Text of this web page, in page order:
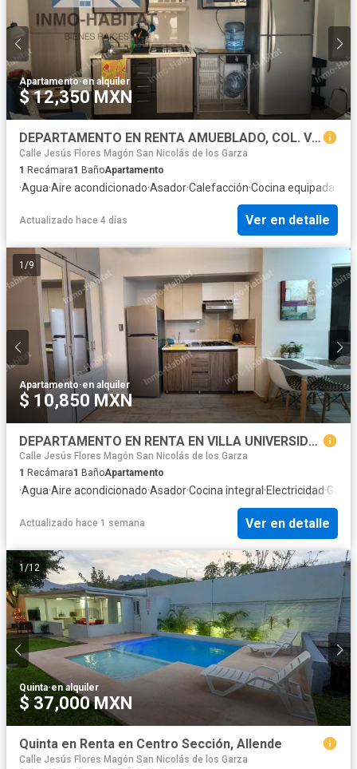
Apartamento·en alquiler
$ 12,350 MXN
DEPARTAMENTO EN RENTA AMUEBLADO, COL. VILLA UNIVERSIDAD, NUEVO LEON.
Calle Jesús Flores Magón San Nicolás de los Garza
1 Recámara1 BañoApartamento
·Agua·Aire acondicionado·Asador·Calefacción·Cocina equipada
Actualizado hace 4 días Ver en detalle
1 /9
Apartamento·en alquiler
$ 10,850 MXN
DEPARTAMENTO EN RENTA EN VILLA UNIVERSIDAD, SAN NICOLAS DE LOS GARZA, NUEVO LEON.
Calle Jesús Flores Magón San Nicolás de los Garza
1 Recámara1 BañoApartamento
·Agua·Aire acondicionado·Asador·Cocina integral ·Electricidad·Gas
Actualizado hace 1 semana Ver en detalle
1 /12
Quinta·en alquiler
$ 37,000 MXN
Quinta en Renta en Centro Sección, Allende
Calle Jesús Flores Magón San Nicolás de los Garza